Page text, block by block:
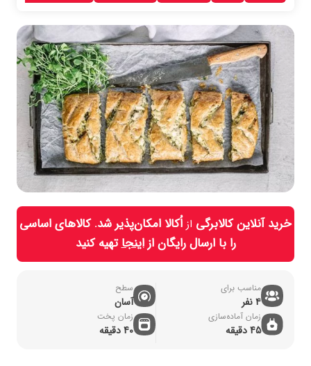
خرید آنلاین کالابرگی از اُکالا امکان‌پذیر شد. کالاهای اساسی
را با ارسال رایگان ازاینجاتهیه کنید
مناسب برای
۴ نفر
سطح
آسان
زمان آماده‌سازی
45 دقیقه
زمان پخت
40 دقیقه